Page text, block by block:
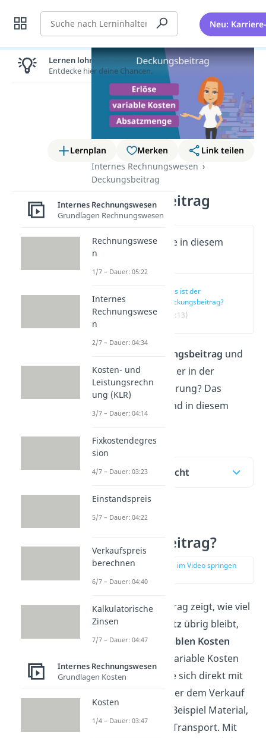
Suche Neu:
Lernplan Merken
Link teilen
Internes Rechnungswesen
Deckungsbeitrag
Deckungsbeitrag
Wichtige Inhalte in diesem
Was ist der
Deckungsbeitrag?
(00:13)
Deckungsbeitrag und
welche Rolle spielt er in der
Unternehmensführung? Das
erfährst du hier und in diesem
Inhaltsübersicht
Was ist der
Deckungsbeitrag?
zur Stelle im Video springen
Der Deckungsbeitrag zeigt, wie viel
von deinem
Umsatzübrig bleibt,
nachdem die
variablen Kosten
abgezogen sind. Variable Kosten
sindAusgaben, die sich direkt mit
der Produktion oder dem Verkauf
ändern, also zum Beispiel Material,
Verpackung oder Transport. Mit
Lernen lohnt sich!
Entdecke hier deine Chancen.
Internes Rechnungswesen
Grundlagen Rechnungswesen
Rechnungswese
n
1/7 – Dauer: 05:22
Internes
Rechnungswese
n
2/7 – Dauer: 04:34
Kosten- und
Leistungsrechn
ung (KLR)
3/7 – Dauer: 04:14
Fixkostendegres
sion
4/7 – Dauer: 03:23
Einstandspreis
5/7 – Dauer: 04:22
Verkaufspreis
berechnen
6/7 – Dauer: 04:40
Kalkulatorische
Zinsen
7/7 – Dauer: 04:47
Internes Rechnungswesen
Grundlagen Kosten
Kosten
1/4 – Dauer: 03:47